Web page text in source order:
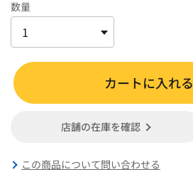
数量
カートに入れる
店舗の在庫を確認
この商品について問い合わせる